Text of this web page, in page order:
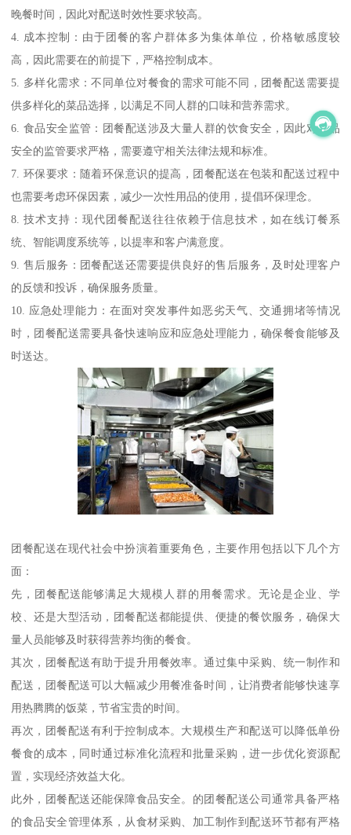
晚餐时间，因此对配送时效性要求较高。
4. 成本控制：由于团餐的客户群体多为集体单位，价格敏感度较
高，因此需要在的前提下，严格控制成本。
5. 多样化需求：不同单位对餐食的需求可能不同，团餐配送需要提
供多样化的菜品选择，以满足不同人群的口味和营养需求。
6. 食品安全监管：团餐配送涉及大量人群的饮食安全，因此对食品
安全的监管要求严格，需要遵守相关法律法规和标准。
7. 环保要求：随着环保意识的提高，团餐配送在包装和配送过程中
也需要考虑环保因素，减少一次性用品的使用，提倡环保理念。
8. 技术支持：现代团餐配送往往依赖于信息技术，如在线订餐系
统、智能调度系统等，以提率和客户满意度。
9. 售后服务：团餐配送还需要提供良好的售后服务，及时处理客户
的反馈和投诉，确保服务质量。
10. 应急处理能力：在面对突发事件如恶劣天气、交通拥堵等情况
时，团餐配送需要具备快速响应和应急处理能力，确保餐食能够及
时送达。
团餐配送在现代社会中扮演着重要角色，主要作用包括以下几个方
面：
先，团餐配送能够满足大规模人群的用餐需求。无论是企业、学
校、还是大型活动，团餐配送都能提供、便捷的餐饮服务，确保大
量人员能够及时获得营养均衡的餐食。
其次，团餐配送有助于提升用餐效率。通过集中采购、统一制作和
配送，团餐配送可以大幅减少用餐准备时间，让消费者能够快速享
用热腾腾的饭菜，节省宝贵的时间。
再次，团餐配送有利于控制成本。大规模生产和配送可以降低单份
餐食的成本，同时通过标准化流程和批量采购，进一步优化资源配
置，实现经济效益大化。
此外，团餐配送还能保障食品安全。的团餐配送公司通常具备严格
的食品安全管理体系，从食材采购、加工制作到配送环节都有严格